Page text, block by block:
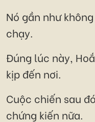
Nó gần như
chạy.
Đúng lúc này,
kịp đến nơi.
Cuộc chiến sau
chứng kiến nữa.